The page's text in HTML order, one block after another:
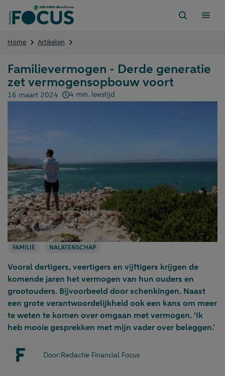
naar
Home Artikelen
generatie
zet
vermogensopbouw
voort
Familievermogen - Derde generatie
zet vermogensopbouw voort
Gepubliceerd op:
16 maart 2024 4 min. leestijd
FAMILIE NALATENSCHAP
Vooral dertigers, veertigers en vijftigers krijgen de
komende jaren het vermogen van hun ouders en
grootouders. Bijvoorbeeld door schenkingen. Naast
een grote verantwoordelijkheid ook een kans om meer
te weten te komen over omgaan met vermogen. ‘Ik
heb mooie gesprekken met mijn vader over beleggen.’
Door:Redactie Financial Focus